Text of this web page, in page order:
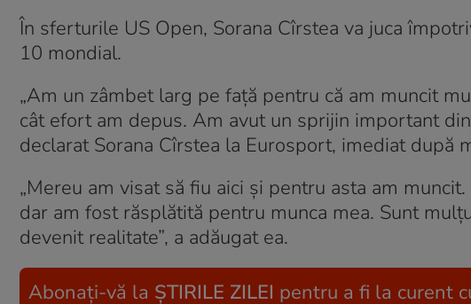
În sferturile US Open, Sorana Cîrstea va juca
10 mondial.
„Am un zâmbet larg pe față pentru că am muncit
cât efort am depus. Am avut un sprijin important
declarat Sorana Cîrstea la Eurosport, imediat după
„Mereu am visat să fiu aici și pentru asta am
dar am fost răsplătită pentru munca mea. Sunt
devenit realitate”, a adăugat ea.
Abonați-vă la ȘTIRILE ZILEI pentru a fi la curent